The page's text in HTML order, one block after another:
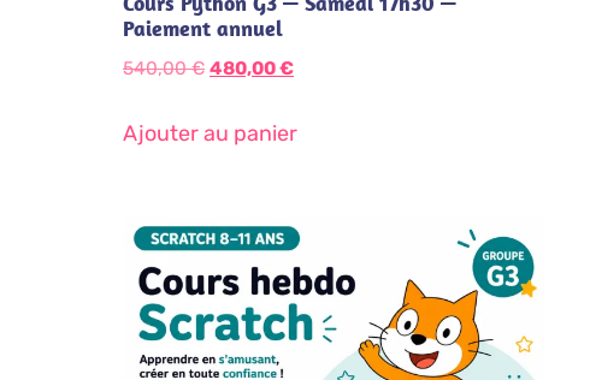
Paiement annuel
540,00€ 480,00€
Ajouter au panier